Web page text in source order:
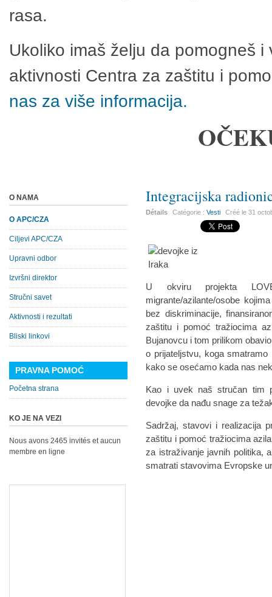
rasa.
Ukoliko imaš želju da pomogneš
aktivnosti Centra za zaštitu i
nas za više informacija.
Integracijska
Détails Catégorie :Vesti Créé le31
U okviru projekta
migrante/azilante/osobe
bez diskriminacije,
zaštitu i pomoć tražiocima
Bujanovcu i tom prilikom
o prijateljstvu, koga
kako se osećamo kada nas
Kao i uvek naš stručan tim
devojke da nađu snage za
Sadržaj, stavovi i realizacija
zaštitu i pomoć tražiocima
za istraživanje javnih politika,
smatrati stavovima Evropske
O NAMA
O APC/CZA
Ciljevi APC/CZA
Upravni odbor
Izvršni direktor
Stručni savet
Aktivnosti i rezultati
Bliski linkovi
PRAVNA POMOĆ
Početna strana
KO JE NA VEZI
Nous avons 2465 invités et aucun
membre en ligne